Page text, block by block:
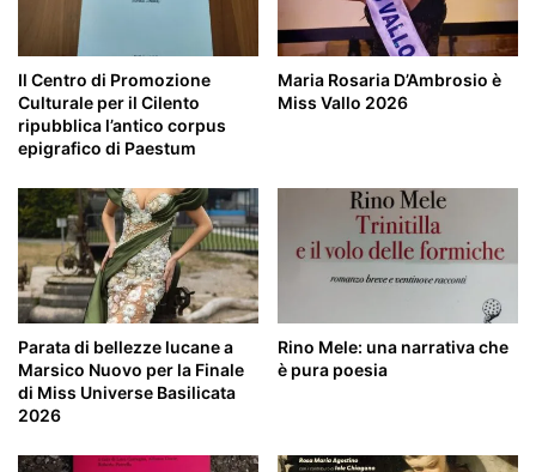
Il Centro di Promozione
Culturale per il Cilento
ripubblica l’antico corpus
epigrafico di Paestum
Maria Rosaria D’Ambrosio è
Miss Vallo 2026
Parata di bellezze lucane a
Marsico Nuovo per la Finale
di Miss Universe Basilicata
2026
Rino Mele: una narrativa che
è pura poesia